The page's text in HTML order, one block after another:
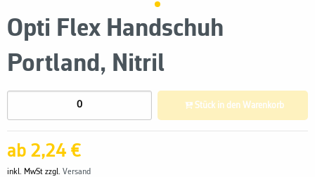
Opti Flex Handschuh
Portland, Nitril
ab 2,24 €
inkl. MwSt zzgl. Versand
Stück in den Warenkorb